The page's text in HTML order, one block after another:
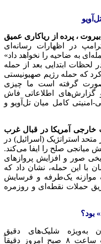
، پرده از ریاکاری عمیق
در اظهارات رسانه‌ای
به ضاحیه را نخواهد داد»
ابتدایی بعد از حمله
که حمله رژیم صهیونیستی
صورت گرفته است ما چیزی
گزارش‌های اطلاعاتی فاش
امنیتی کامل میان تل‌آویو و
خارجی آمریکا در قبال غرب
استراتژیک (اسرائیل) در
میانجی صلح را ایفا می‌کند.
صور و افزایش پروازهای
با این حمله، نشان داد که
موازنه یک‌طرفه و فرسایش
حملات نقطه‌ای و روزمره
به‌ویژه شلیک‌های دقیق
موشک‌های سوخت جامد در حدوت ساعت ۸ صبح امروز دقیقاً